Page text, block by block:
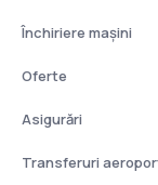
Închiriere mașini
Oferte
Asigurări
Transferuri